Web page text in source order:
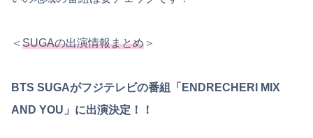
＜ SUGAの出演情報まとめ ＞
BTS SUGAがフジテレビの番組「ENDRECHERI MIX
AND YOU」に出演決定！！